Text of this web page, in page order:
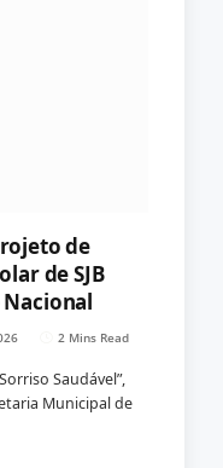
de
de SJB
Nacional
2 Mins Read
Saudável”,
Municipal de